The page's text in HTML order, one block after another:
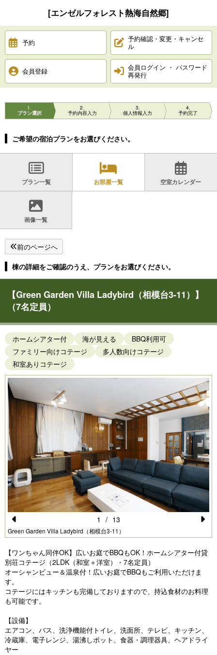
[エンゼルフォレスト熱海自然郷]
予約
予約確認・変更・キャンセ
ル
会員登録
会員ログイン ・ パスワード
再発行
1
プラン選択
2
予約内容入力
3
個人情報入力
4
予約完了
ご希望の宿泊プランをお選びください。
プラン一覧 お部屋一覧 空室カレンダー
画像一覧
前のページへ
棟の詳細をご確認のうえ、プランをお選びください。
【Green Garden Villa Ladybird（相模台3-11）】
（7名定員）
ホームシアター付 海が見える
BBQ利用可
ファミリー向けコテージ
多人数向けコテージ
和室ありコテージ
Pr
vi
o
u
s
Green Garden Villa Ladybird（相模台3-11）
e
xt
1 / 13
【ワンちゃん同伴OK】広いお庭でBBQもOK！ホームシアター付貸
別荘コテージ（2LDK（和室＋洋室）・7名定員）
オーシャンビュー＆温泉付！広いお庭でBBQもご利用いただけま
す。
コテージにはキッチンも完備しておりますので、持込食材のお料理
も可能です。
【設備】
エアコン、バス、洗浄機能付トイレ、洗面所、テレビ、キッチン、
冷蔵庫、電子レンジ、湯沸しポット、食器・調理器具、ヘアドライ
ヤー